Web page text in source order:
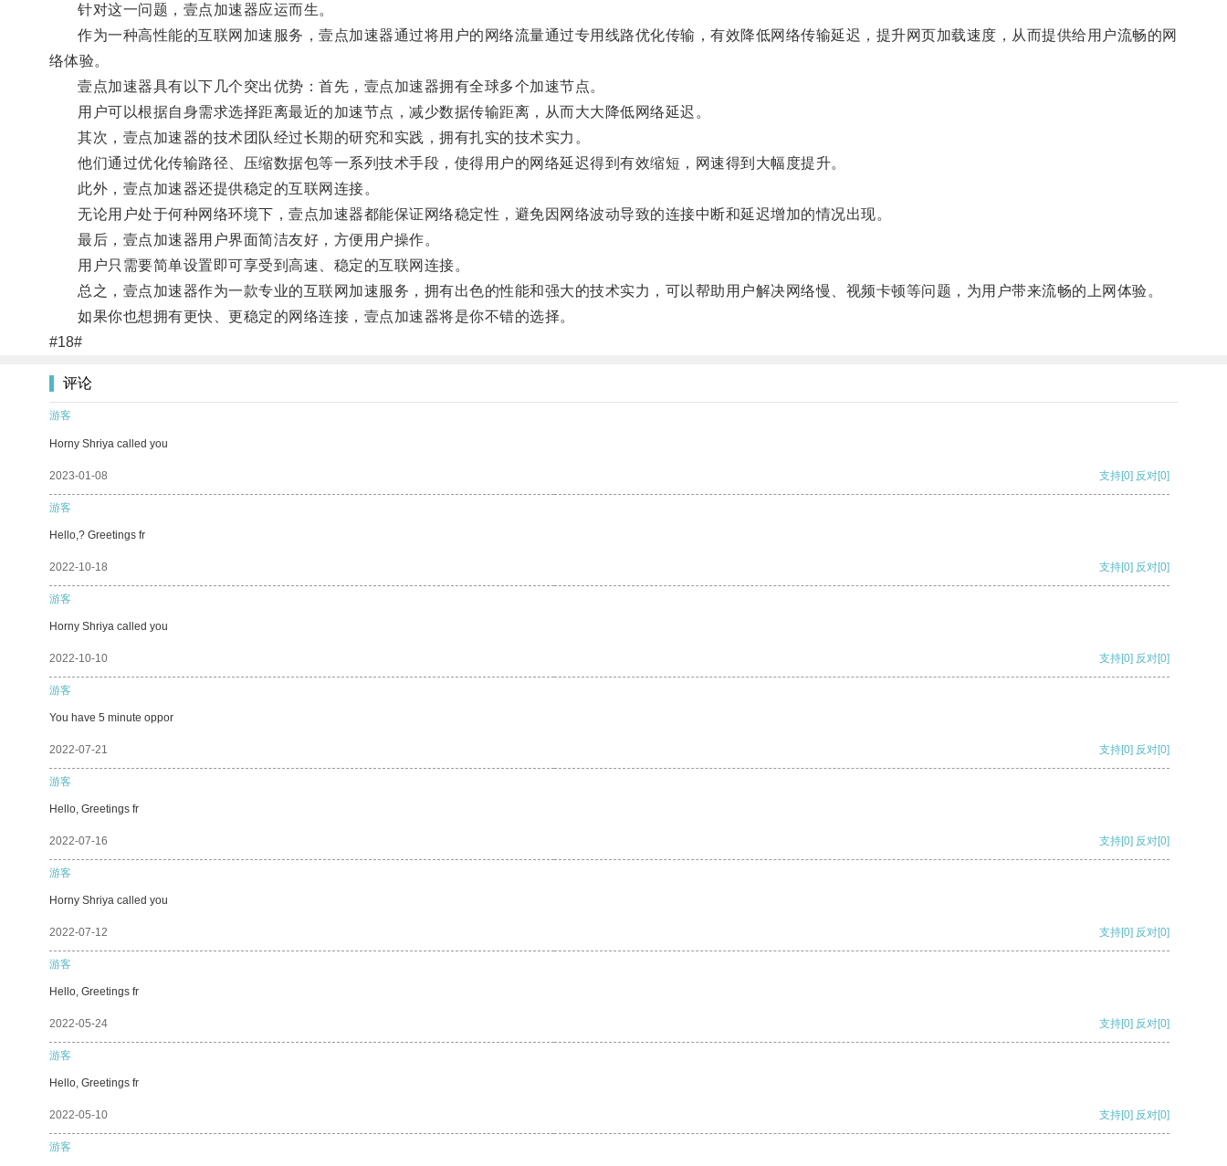
针对这一问题，壹点加速器应运而生。
作为一种高性能的互联网加速服务，壹点加速器通过将用户的网络流量通过专用线路优化传输，有效降低网络传输延迟，提升网页加载速度，从而提供给用户流畅的网
络体验。
壹点加速器具有以下几个突出优势：首先，壹点加速器拥有全球多个加速节点。
用户可以根据自身需求选择距离最近的加速节点，减少数据传输距离，从而大大降低网络延迟。
其次，壹点加速器的技术团队经过长期的研究和实践，拥有扎实的技术实力。
他们通过优化传输路径、压缩数据包等一系列技术手段，使得用户的网络延迟得到有效缩短，网速得到大幅度提升。
此外，壹点加速器还提供稳定的互联网连接。
无论用户处于何种网络环境下，壹点加速器都能保证网络稳定性，避免因网络波动导致的连接中断和延迟增加的情况出现。
最后，壹点加速器用户界面简洁友好，方便用户操作。
用户只需要简单设置即可享受到高速、稳定的互联网连接。
总之，壹点加速器作为一款专业的互联网加速服务，拥有出色的性能和强大的技术实力，可以帮助用户解决网络慢、视频卡顿等问题，为用户带来流畅的上网体验。
如果你也想拥有更快、更稳定的网络连接，壹点加速器将是你不错的选择。
#18#
评论
游客
Horny Shriya called you
2023-01-08 支持[0] 反对[0]
游客
Hello,? Greetings fr
2022-10-18 支持[0] 反对[0]
游客
Horny Shriya called you
2022-10-10 支持[0] 反对[0]
游客
You have 5 minute oppor
2022-07-21 支持[0] 反对[0]
游客
Hello, Greetings fr
2022-07-16 支持[0] 反对[0]
游客
Horny Shriya called you
2022-07-12 支持[0] 反对[0]
游客
Hello, Greetings fr
2022-05-24 支持[0] 反对[0]
游客
Hello, Greetings fr
2022-05-10 支持[0] 反对[0]
游客